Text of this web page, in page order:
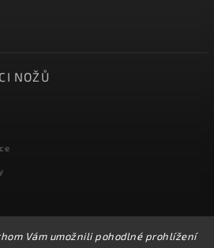
Vám umožnili pohodlné prohlížení
NOŽŮ